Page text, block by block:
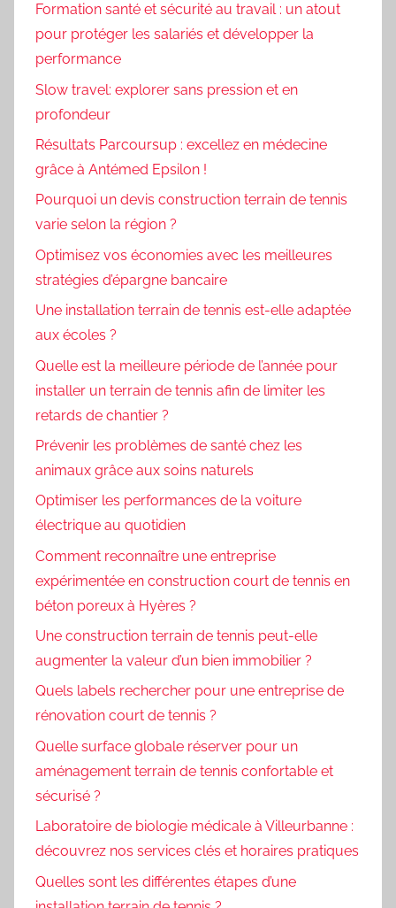
Formation santé et sécurité au travail : un atout
pour protéger les salariés et développer la
performance
Slow travel: explorer sans pression et en
profondeur
Résultats Parcoursup : excellez en médecine
grâce à Antémed Epsilon !
Pourquoi un devis construction terrain de tennis
varie selon la région ?
Optimisez vos économies avec les meilleures
stratégies d’épargne bancaire
Une installation terrain de tennis est-elle adaptée
aux écoles ?
Quelle est la meilleure période de l’année pour
installer un terrain de tennis afin de limiter les
retards de chantier ?
Prévenir les problèmes de santé chez les
animaux grâce aux soins naturels
Optimiser les performances de la voiture
électrique au quotidien
Comment reconnaître une entreprise
expérimentée en construction court de tennis en
béton poreux à Hyères ?
Une construction terrain de tennis peut-elle
augmenter la valeur d’un bien immobilier ?
Quels labels rechercher pour une entreprise de
rénovation court de tennis ?
Quelle surface globale réserver pour un
aménagement terrain de tennis confortable et
sécurisé ?
Laboratoire de biologie médicale à Villeurbanne :
découvrez nos services clés et horaires pratiques
Quelles sont les différentes étapes d’une